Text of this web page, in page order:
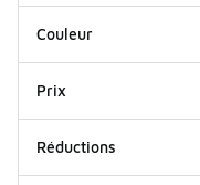
Couleur
Prix
Réductions